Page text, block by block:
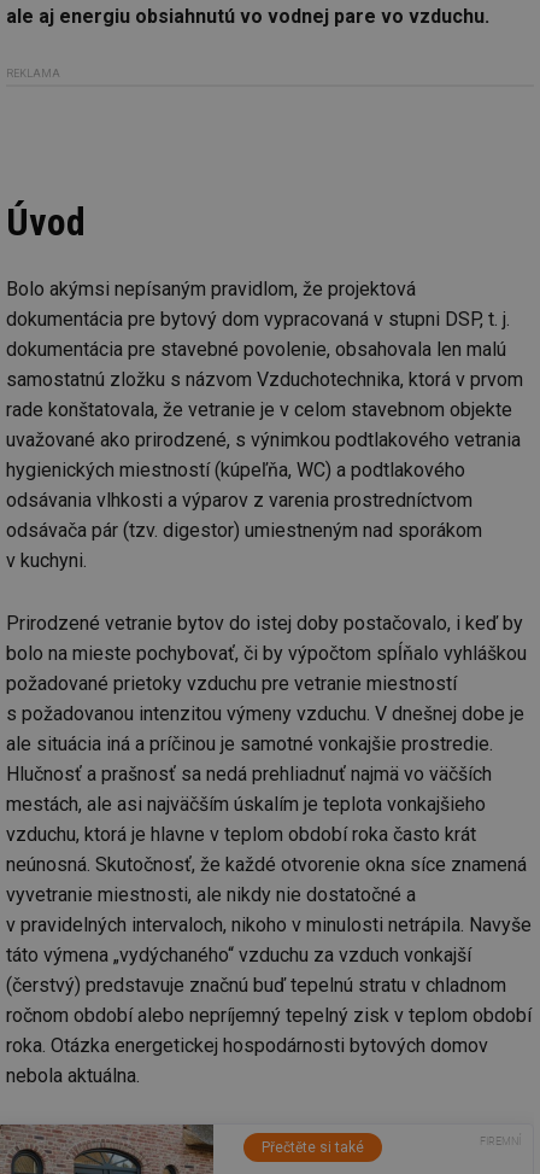
ale aj energiu obsiahnutú vo vodnej pare vo vzduchu.
REKLAMA
Úvod
Bolo akýmsi nepísaným pravidlom, že projektová
dokumentácia pre bytový dom vypracovaná v stupni DSP, t. j.
dokumentácia pre stavebné povolenie, obsahovala len malú
samostatnú zložku s názvom Vzduchotechnika, ktorá v prvom
rade konštatovala, že vetranie je v celom stavebnom objekte
uvažované ako prirodzené, s výnimkou podtlakového vetrania
hygienických miestností (kúpeľňa, WC) a podtlakového
odsávania vlhkosti a výparov z varenia prostredníctvom
odsávača pár (tzv. digestor) umiestneným nad sporákom
v kuchyni.
Prirodzené vetranie bytov do istej doby postačovalo, i keď by
bolo na mieste pochybovať, či by výpočtom spĺňalo vyhláškou
požadované prietoky vzduchu pre vetranie miestností
s požadovanou intenzitou výmeny vzduchu. V dnešnej dobe je
ale situácia iná a príčinou je samotné vonkajšie prostredie.
Hlučnosť a prašnosť sa nedá prehliadnuť najmä vo väčších
mestách, ale asi najväčším úskalím je teplota vonkajšieho
vzduchu, ktorá je hlavne v teplom období roka často krát
neúnosná. Skutočnosť, že každé otvorenie okna síce znamená
vyvetranie miestnosti, ale nikdy nie dostatočné a
v pravidelných intervaloch, nikoho v minulosti netrápila. Navyše
táto výmena „vydýchaného“ vzduchu za vzduch vonkajší
(čerstvý) predstavuje značnú buď tepelnú stratu v chladnom
ročnom období alebo nepríjemný tepelný zisk v teplom období
roka. Otázka energetickej hospodárnosti bytových domov
nebola aktuálna.
Přečtěte si také